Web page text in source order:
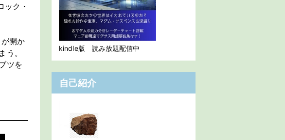
ク・
開か
う。
ツを
kindle版 読み放題配信中
自己紹介